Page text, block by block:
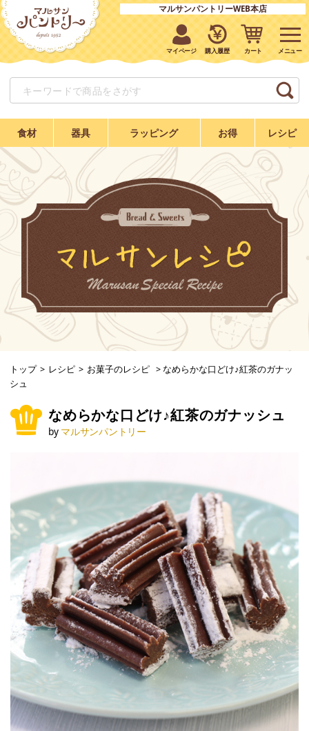
マルサンパントリーWEB本店
マイページ 購入履歴 カート
食材 器具 ラッピング お得 レシピ
トップ > レシピ > お菓子のレシピ >なめらかな口どけ♪紅茶のガナッ
シュ
なめらかな口どけ♪紅茶のガナッシュ
by マルサンパントリー